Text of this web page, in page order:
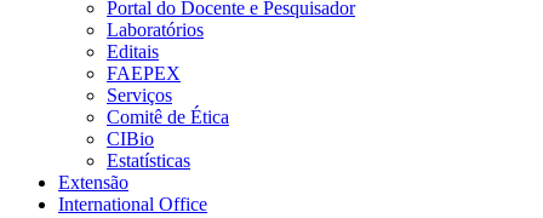
Portal do Docente e Pesquisador
Laboratórios
Editais
FAEPEX
Serviços
Comitê de Ética
CIBio
Estatísticas
Extensão
International Office